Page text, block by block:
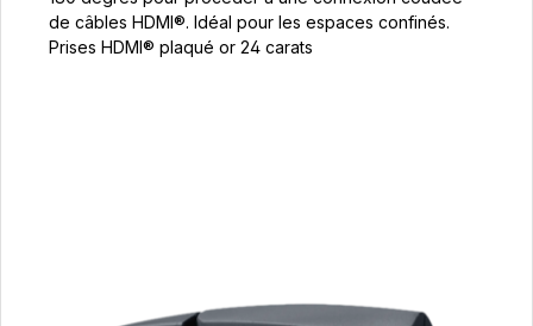
de câbles HDMI®. Idéal pour les espaces confinés.
Prises HDMI® plaqué or 24 carats